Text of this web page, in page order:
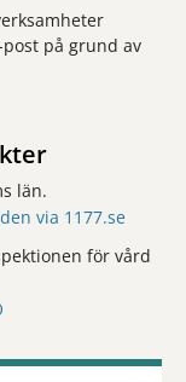
på grund av
län.
via 1177.se
för vård